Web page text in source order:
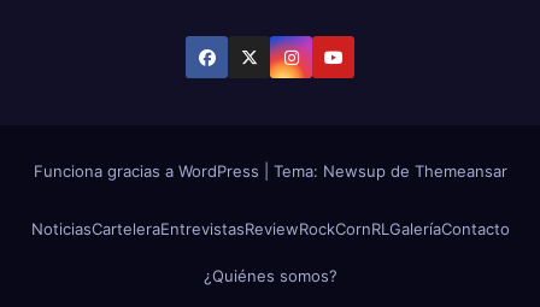
Funciona gracias a WordPress Tema: Newsup de Themeansar
NoticiasCarteleraEntrevistasReviewRockCornRL GaleríaContacto
¿Quiénes somos?